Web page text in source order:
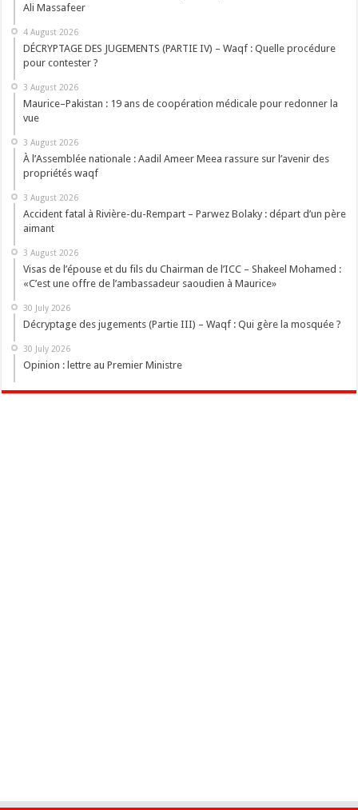
Ali Massafeer
4 August 2026
DÉCRYPTAGE DES JUGEMENTS (PARTIE IV) – Waqf : Quelle procédure
pour contester ?
3 August 2026
Maurice–Pakistan : 19 ans de coopération médicale pour redonner la
vue
3 August 2026
À l’Assemblée nationale : Aadil Ameer Meea rassure sur l’avenir des
propriétés waqf
3 August 2026
Accident fatal à Rivière-du-Rempart – Parwez Bolaky : départ d’un père
aimant
3 August 2026
Visas de l’épouse et du fils du Chairman de l’ICC – Shakeel Mohamed :
«C’est une offre de l’ambassadeur saoudien à Maurice»
30 July 2026
Décryptage des jugements (Partie III) – Waqf : Qui gère la mosquée ?
30 July 2026
Opinion : lettre au Premier Ministre